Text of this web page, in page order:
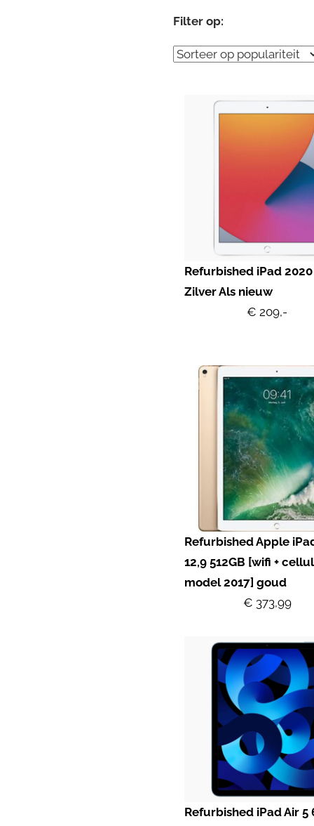
Filter op:
Refurbished iPad 2020
Zilver Als nieuw
€ 209,-
Refurbished Apple
12,9 512GB [wifi +
model 2017] goud
€ 373,99
Refurbished iPad Air 5